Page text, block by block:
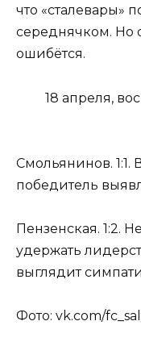
что «сталевары»
середнячком. Но
ошибётся.
18 апреля,
Смольянинов. 1:1.
победитель
Пензенская. 1:2.
удержать
выглядит
Фото: vk.com/